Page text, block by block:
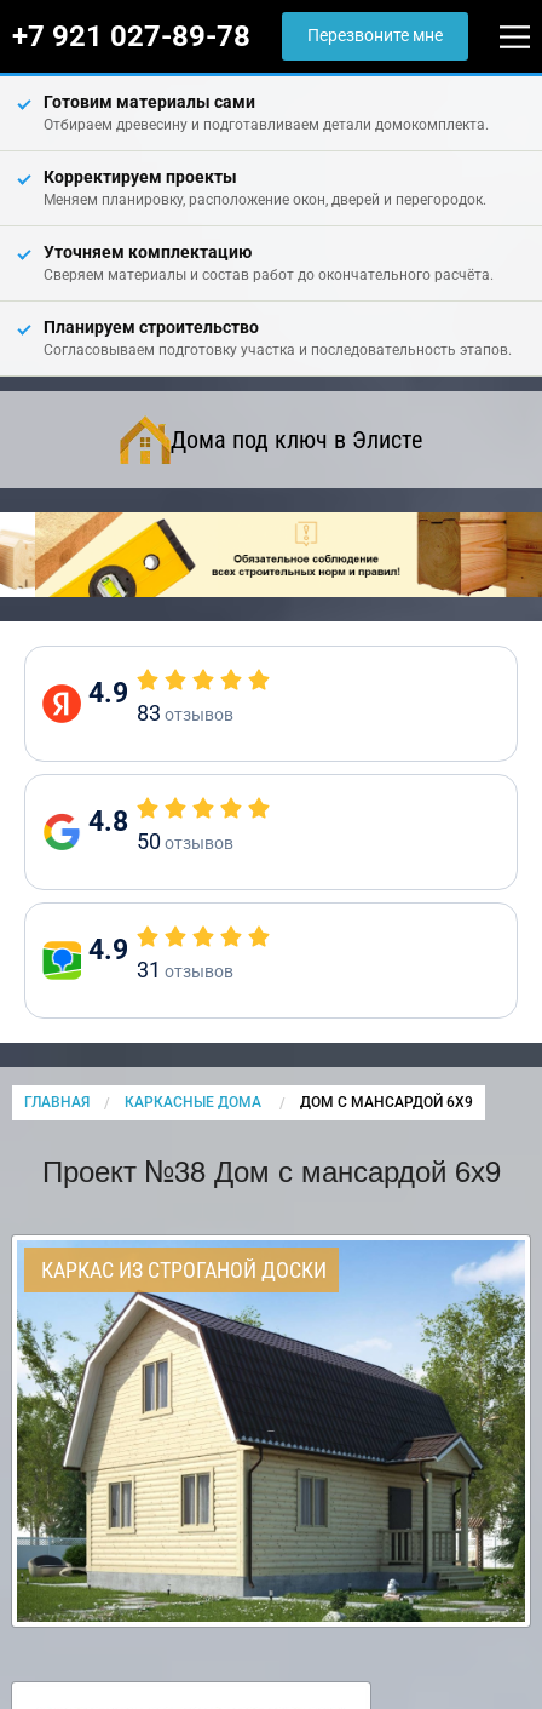
+7 921 027-89-78 Перезвоните мне
Готовим материалы сами
Отбираем древесину и подготавливаем детали домокомплекта.
Корректируем проекты
Меняем планировку, расположение окон, дверей и перегородок.
Уточняем комплектацию
Сверяем материалы и состав работ до окончательного расчёта.
Планируем строительство
Согласовываем подготовку участка и последовательность этапов.
Дома под ключ в Элисте
4.9
83 отзывов
4.8
50отзывов
4.9
31 отзывов
ГЛАВНАЯ КАРКАСНЫЕ ДОМА CURRENT:
ДОМ С МАНСАРДОЙ 6Х9
Проект №38 Дом с мансардой 6х9
КАРКАС ИЗ СТРОГАНОЙ ДОСКИ